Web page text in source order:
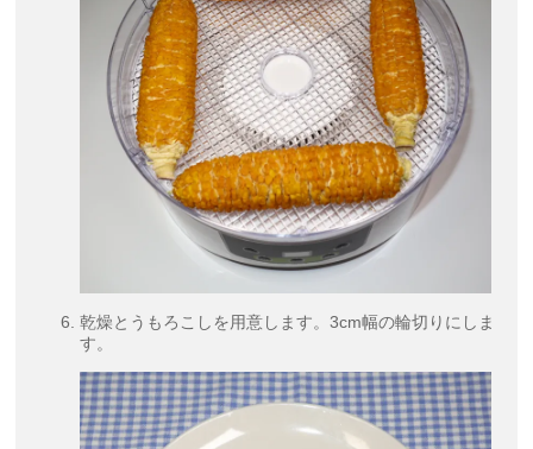
乾燥とうもろこしを用意します。3cm幅の輪切りにしま
す。